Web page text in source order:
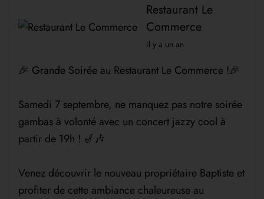
Restaurant Le
Commerce
il y a un an
🎉 Grande Soirée au Restaurant Le Commerce !🎉
Samedi 7 septembre, ne manquez pas notre soirée
gambas à volonté avec un concert jazzy cool à
partir de 19h ! 🎷🎶
Venez découvrir le nouveau propriétaire Baptiste et
profiter de cette ambiance chaleureuse au